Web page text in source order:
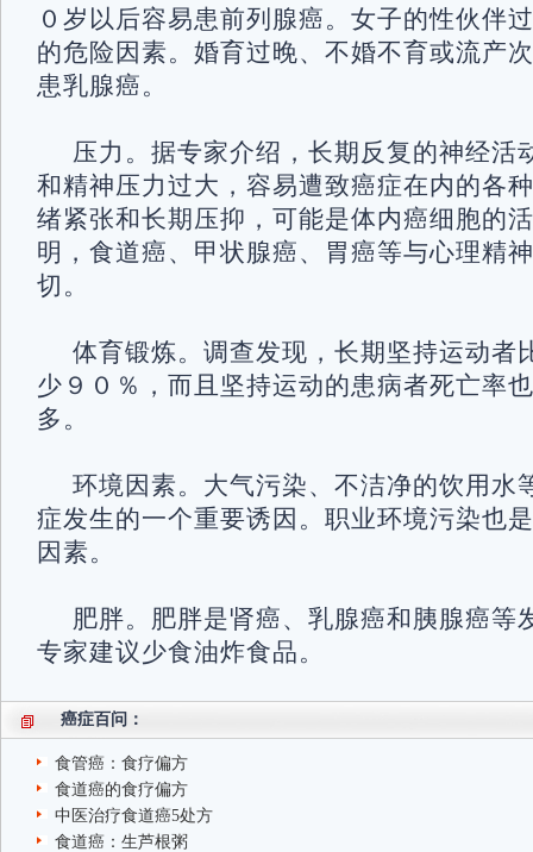
０岁以后容易患前列腺癌。女子的性伙伴
的危险因素。婚育过晚、不婚不育或流产
患乳腺癌。
压力。据专家介绍，长期反复的神经活
和精神压力过大，容易遭致癌症在内的各
绪紧张和长期压抑，可能是体内癌细胞的
明，食道癌、甲状腺癌、胃癌等与心理精
切。
体育锻炼。调查发现，长期坚持运动者
少９０％，而且坚持运动的患病者死亡率
多。
环境因素。大气污染、不洁净的饮用水
症发生的一个重要诱因。职业环境污染也
因素。
肥胖。肥胖是肾癌、乳腺癌和胰腺癌等
专家建议少食油炸食品。
癌症百问：
食管癌：食疗偏方
食道癌的食疗偏方
中医治疗食道癌5处方
食道癌：生芦根粥